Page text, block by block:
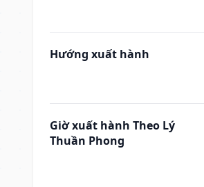
Hướng xuất hành
Giờ xuất hành Theo Lý
Thuần Phong